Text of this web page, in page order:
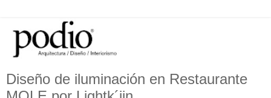
Diseño de iluminación en Restaurante